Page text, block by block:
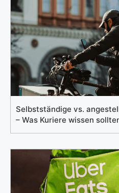
Selbstständige vs.
– Was Kuriere wissen